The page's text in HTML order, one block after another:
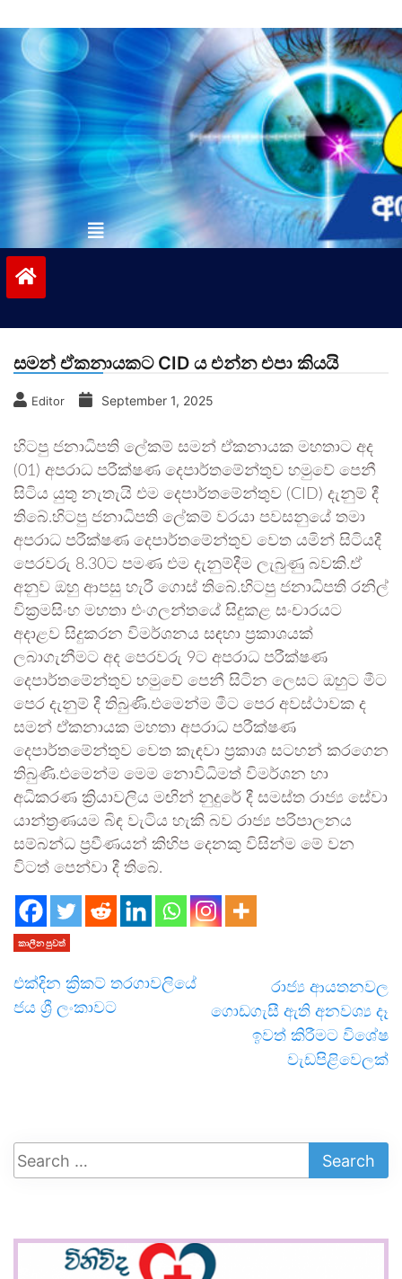
to
contentvinivida.lk
සමන් ඒකනායකට CID ය එන්න එපා කියයි
Editor September 1, 2025
හිටපු ජනාධිපති ලේකම් සමන් ඒකනායක මහතාට අද
(01) අපරාධ පරීක්ෂණ දෙපාර්තමේන්තුව හමුවේ පෙනී
සිටිය යුතු නැතැයි එම දෙපාර්තමේන්තුව (CID) දැනුම් දී
තිබේ.හිටපු ජනාධිපති ලේකම් වරයා පවසනුයේ තමා
අපරාධ පරීක්ෂණ දෙපාර්තමේන්තුව වෙත යමින් සිටියදී
පෙරවරු 8.30ට පමණ එම දැනුම්දීම ලැබුණු බවකි.ඒ
අනුව ඔහු ආපසු හැරී ගොස් තිබේ.හිටපු ජනාධිපති රනිල්
වික්‍රමසිංහ මහතා එංගලන්තයේ සිදුකළ සංචාරයට
අදාළව සිදුකරන විමර්ශනය සඳහා ප්‍රකාශයක්
ලබාගැනීමට අද පෙරවරු 9ට අපරාධ පරීක්ෂණ
දෙපාර්තමේන්තුව හමුවේ පෙනී සිටින ලෙසට ඔහුට මීට
පෙර දැනුම් දී තිබුණි.එමෙන්ම මීට පෙර අවස්ථාවක ද
සමන් ඒකනායක මහතා අපරාධ පරීක්ෂණ
දෙපාර්තමේන්තුව වෙත කැඳවා ප්‍රකාශ සටහන් කරගෙන
තිබුණි.එමෙන්ම මෙම නොවිධිමත් විමර්ශන හා
අධිකරණ ක්‍රියාවලිය මඟින් නුදුරේ දී සමස්ත රාජ්‍ය සේවා
යාන්ත්‍රණයම බිඳ වැටිය හැකි බව රාජ්‍ය පරිපාලනය
සම්බන්ධ ප්‍රවීණයන් කිහිප දෙනකු විසින්ම මේ වන
විටත් පෙන්වා දී තිබේ.
කාලීන පුවත්
එක්දින ක්‍රිකට් තරගාවලියේ
ජය ශ්‍රී ලංකාවට
රාජ්‍ය ආයතනවල
ගොඩගැසී ඇති අනවශ්‍ය දෑ
ඉවත් කිරීමට විශේෂ
වැඩපිළිවෙලක්